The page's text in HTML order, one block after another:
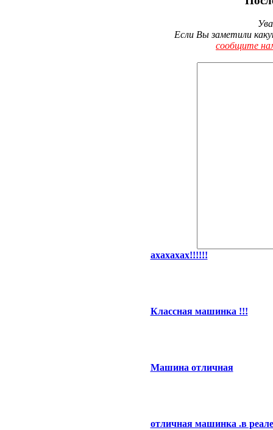
Если Вы заметили
сообщите
ахахахах!!!!!!
Классная машинка !!!
Машина отличная
отличная машинка .в